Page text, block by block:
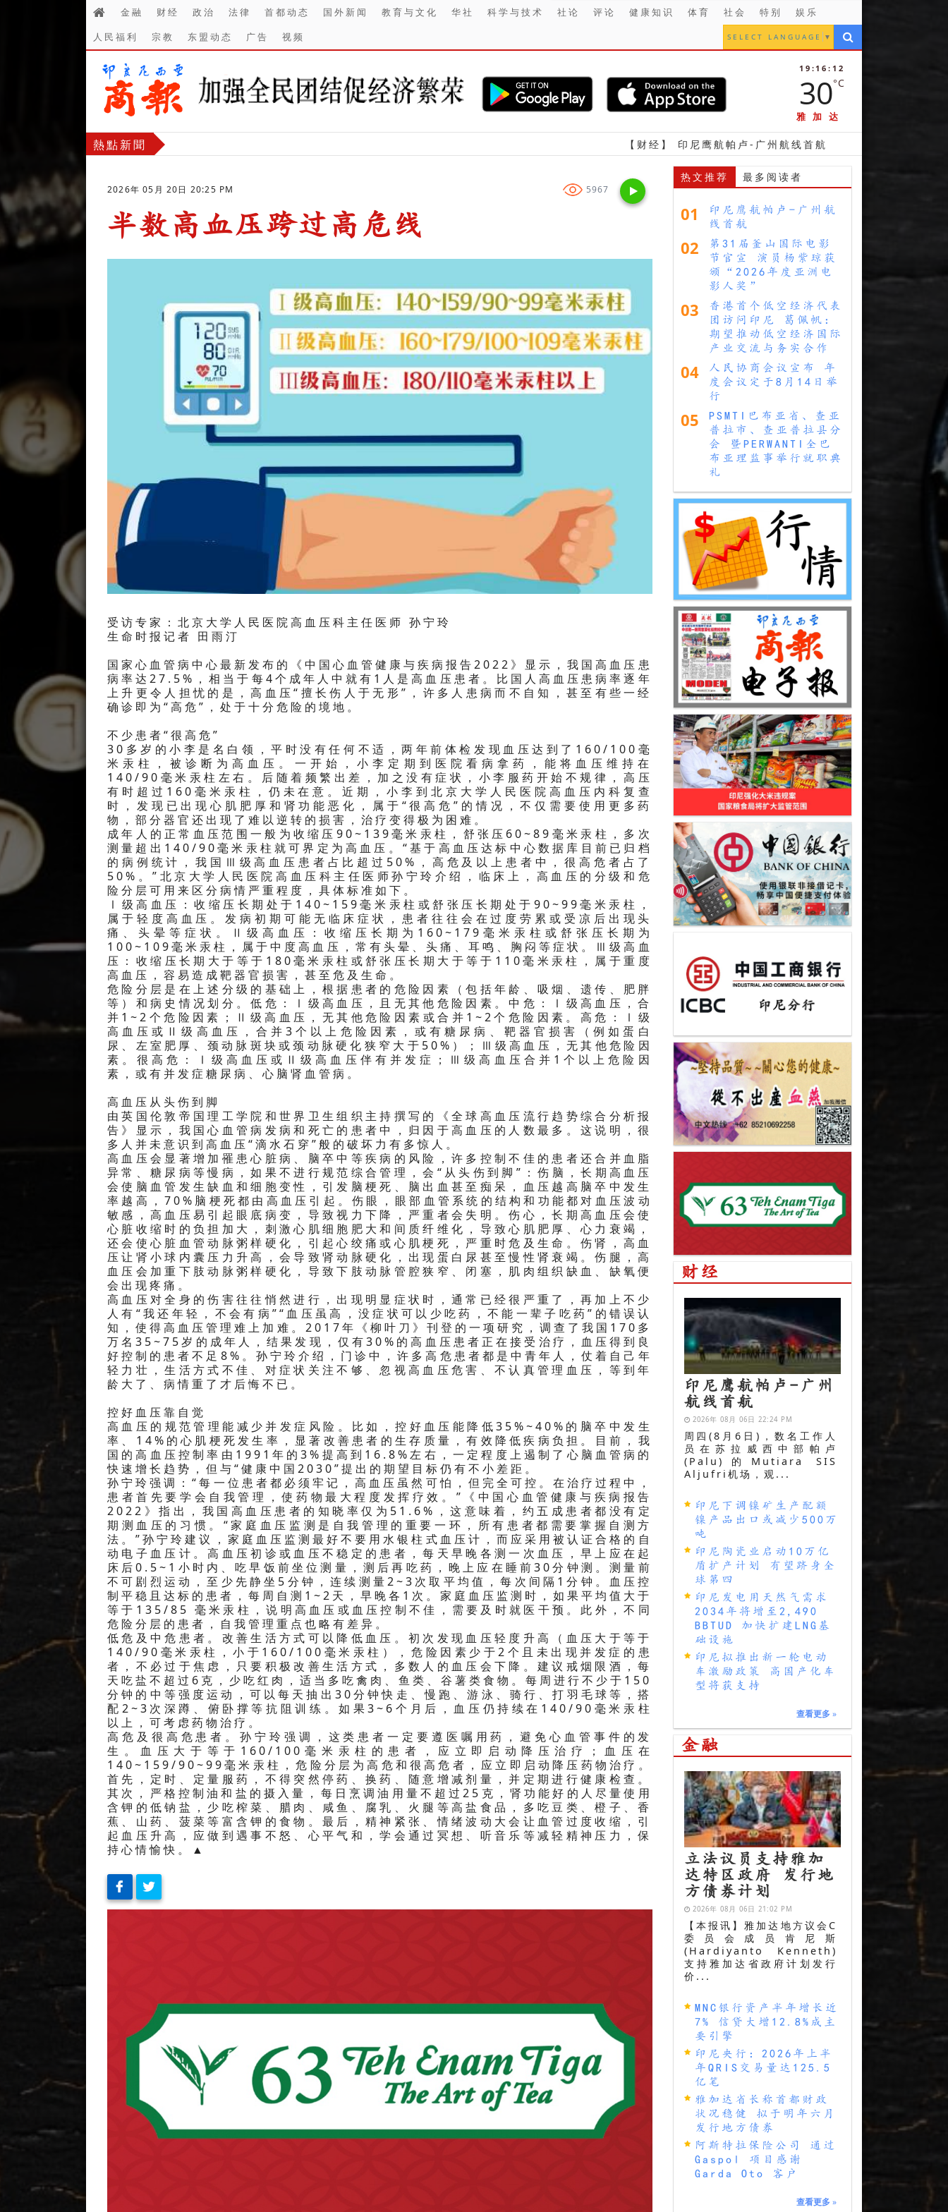
金融 财经 政治 法律 首都动态 国外新闻 教育与文化 华社 科学与技术 社论 评论 健康知识 体育 社会 特别
娱乐
人民福利
宗教 东盟动态 广告 视频 SELECT LANGUAGE ▼
19:16:14
30°C
雅加达
熱點新聞 【财经】 印尼鹰航帕卢-广州航线首航 【金融】 立法议员支持雅
2026年 05月 20日 20:25 PM 5967
半数高血压跨过高危线
受访专家：北京大学人民医院高血压科主任医师 孙宁玲
生命时报记者 田雨汀
国家心血管病中心最新发布的《中国心血管健康与疾病报告2022》显示，我国高血压患
病率达27.5%，相当于每4个成年人中就有1人是高血压患者。比国人高血压患病率逐年
上升更令人担忧的是，高血压“擅长伤人于无形”，许多人患病而不自知，甚至有些一经
确诊即为“高危”，处于十分危险的境地。
不少患者“很高危”
30多岁的小李是名白领，平时没有任何不适，两年前体检发现血压达到了160/100毫
米汞柱，被诊断为高血压。一开始，小李定期到医院看病拿药，能将血压维持在
140/90毫米汞柱左右。后随着频繁出差，加之没有症状，小李服药开始不规律，高压
有时超过160毫米汞柱，仍未在意。近期，小李到北京大学人民医院高血压内科复查
时，发现已出现心肌肥厚和肾功能恶化，属于“很高危”的情况，不仅需要使用更多药
物，部分器官还出现了难以逆转的损害，治疗变得极为困难。
成年人的正常血压范围一般为收缩压90~139毫米汞柱，舒张压60~89毫米汞柱，多次
测量超出140/90毫米汞柱就可界定为高血压。“基于高血压达标中心数据库目前已归档
的病例统计，我国Ⅲ级高血压患者占比超过50%，高危及以上患者中，很高危者占了
50%。”北京大学人民医院高血压科主任医师孙宁玲介绍，临床上，高血压的分级和危
险分层可用来区分病情严重程度，具体标准如下。
Ⅰ级高血压：收缩压长期处于140~159毫米汞柱或舒张压长期处于90~99毫米汞柱，
属于轻度高血压。发病初期可能无临床症状，患者往往会在过度劳累或受凉后出现头
痛、头晕等症状。Ⅱ级高血压：收缩压长期为160~179毫米汞柱或舒张压长期为
100~109毫米汞柱，属于中度高血压，常有头晕、头痛、耳鸣、胸闷等症状。Ⅲ级高血
压：收缩压长期大于等于180毫米汞柱或舒张压长期大于等于110毫米汞柱，属于重度
高血压，容易造成靶器官损害，甚至危及生命。
危险分层是在上述分级的基础上，根据患者的危险因素（包括年龄、吸烟、遗传、肥胖
等）和病史情况划分。低危：Ⅰ级高血压，且无其他危险因素。中危：Ⅰ级高血压，合
并1~2个危险因素；Ⅱ级高血压，无其他危险因素或合并1~2个危险因素。高危：Ⅰ级
高血压或Ⅱ级高血压，合并3个以上危险因素，或有糖尿病、靶器官损害（例如蛋白
尿、左室肥厚、颈动脉斑块或颈动脉硬化狭窄大于50%）；Ⅲ级高血压，无其他危险因
素。很高危：Ⅰ级高血压或Ⅱ级高血压伴有并发症；Ⅲ级高血压合并1个以上危险因
素，或有并发症糖尿病、心脑肾血管病。
高血压从头伤到脚
由英国伦敦帝国理工学院和世界卫生组织主持撰写的《全球高血压流行趋势综合分析报
告》显示，我国心血管病发病和死亡的患者中，归因于高血压的人数最多。这说明，很
多人并未意识到高血压“滴水石穿”般的破坏力有多惊人。
高血压会显著增加罹患心脏病、脑卒中等疾病的风险，许多控制不佳的患者还合并血脂
异常、糖尿病等慢病，如果不进行规范综合管理，会“从头伤到脚”：伤脑，长期高血压
会使脑血管发生缺血和细胞变性，引发脑梗死、脑出血甚至痴呆，血压越高脑卒中发生
率越高，70%脑梗死都由高血压引起。伤眼，眼部血管系统的结构和功能都对血压波动
敏感，高血压易引起眼底病变，导致视力下降，严重者会失明。伤心，长期高血压会使
心脏收缩时的负担加大，刺激心肌细胞肥大和间质纤维化，导致心肌肥厚、心力衰竭，
还会使心脏血管动脉粥样硬化，引起心绞痛或心肌梗死，严重时危及生命。伤肾，高血
压让肾小球内囊压力升高，会导致肾动脉硬化，出现蛋白尿甚至慢性肾衰竭。伤腿，高
血压会加重下肢动脉粥样硬化，导致下肢动脉管腔狭窄、闭塞，肌肉组织缺血、缺氧便
会出现疼痛。
高血压对全身的伤害往往悄然进行，出现明显症状时，通常已经很严重了，再加上不少
人有“我还年轻，不会有病”“血压虽高，没症状可以少吃药，不能一辈子吃药”的错误认
知，使得高血压管理难上加难。2017年《柳叶刀》刊登的一项研究，调查了我国170多
万名35~75岁的成年人，结果发现，仅有30%的高血压患者正在接受治疗，血压得到良
好控制的患者不足8%。孙宁玲介绍，门诊中，许多高危患者都是中青年人，仗着自己年
轻力壮，生活方式不佳、对症状关注不够、忽视高血压危害、不认真管理血压，等到年
龄大了、病情重了才后悔不已。
控好血压靠自觉
高血压的规范管理能减少并发症风险。比如，控好血压能降低35%~40%的脑卒中发生
率、14%的心肌梗死发生率，显著改善患者的生存质量，有效降低疾病负担。目前，我
国的高血压控制率由1991年的3%提高到16.8%左右，一定程度上遏制了心脑血管病的
快速增长趋势，但与“健康中国2030”提出的期望目标仍有不小差距。
孙宁玲强调：“每一位患者都必须牢记，高血压虽然可怕，但完全可控。在治疗过程中，
患者首先要学会自我管理，使药物最大程度发挥疗效。”《中国心血管健康与疾病报告
2022》指出，我国高血压患者的知晓率仅为51.6%，这意味着，约五成患者都没有定
期测血压的习惯。“家庭血压监测是自我管理的重要一环，所有患者都需要掌握自测方
法。”孙宁玲建议，家庭血压监测最好不要用水银柱式血压计，而应采用被认证合格的自
动电子血压计。高血压初诊或血压不稳定的患者，每天早晚各测一次血压，早上应在起
床后0.5~1小时内、吃早饭前坐位测量，测后再吃药，晚上应在睡前30分钟测。测量前
不可剧烈运动，至少先静坐5分钟，连续测量2~3次取平均值，每次间隔1分钟。血压控
制平稳且达标的患者，每周自测1~2天，早晚各1次。家庭血压监测时，如果平均值大于
等于135/85 毫米汞柱，说明高血压或血压控制不佳，需要及时就医干预。此外，不同
危险分层的患者，自我管理重点也略有差异。
低危及中危患者。改善生活方式可以降低血压。初次发现血压轻度升高（血压大于等于
140/90毫米汞柱，小于160/100毫米汞柱），危险因素少于2个且未出现并发症的患
者，不必过于焦虑，只要积极改善生活方式，多数人的血压会下降。建议戒烟限酒，每
天吃盐不超过6克，少吃红肉，适当多吃禽肉、鱼类、谷薯类食物。每周进行不少于150
分钟的中等强度运动，可以每天抽出30分钟快走、慢跑、游泳、骑行、打羽毛球等，搭
配2~3次深蹲、俯卧撑等抗阻训练。如果3~6个月后，血压仍持续在140/90毫米汞柱
以上，可考虑药物治疗。
高危及很高危患者。孙宁玲强调，这类患者一定要遵医嘱用药，避免心血管事件的发
生。血压大于等于160/100毫米汞柱的患者，应立即启动降压治疗；血压在
140~159/90~99毫米汞柱，危险分层为高危和很高危者，应立即启动降压药物治疗。
首先，定时、定量服药，不得突然停药、换药、随意增减剂量，并定期进行健康检查。
其次，严格控制油和盐的摄入量，每日烹调油用量不超过25克，肾功能好的人尽量使用
含钾的低钠盐，少吃榨菜、腊肉、咸鱼、腐乳、火腿等高盐食品，多吃豆类、橙子、香
蕉、山药、菠菜等富含钾的食物。最后，精神紧张、情绪波动大会让血管过度收缩，引
起血压升高，应做到遇事不怒、心平气和，学会通过冥想、听音乐等减轻精神压力，保
持心情愉快。▲
热文推荐 最多阅读者
01
印尼鹰航帕卢-广州航
线首航
02
第31届釜山国际电影
节官宣 演员杨紫琼获
颁“2026年度亚洲电
影人奖”
03
香港首个低空经济代表
团访问印尼 葛佩帆：
期望推动低空经济国际
产业交流与务实合作
04
人民协商会议宣布 年
度会议定于8月14日举
行
05
PSMTI巴布亚省、查亚
普拉市、查亚普拉县分
会 暨PERWANTI全巴
布亚理监事举行就职典
礼
财经
印尼鹰航帕卢-广州
航线首航
2026年 08月 06日 22:24 PM
周四(8月6日)，数名工作人
员在苏拉威西中部帕卢
(Palu)的Mutiara SIS
Aljufri机场，观...
印尼下调镍矿生产配额
镍产品出口或减少500万
吨
印尼陶瓷业启动10万亿
盾扩产计划 有望跻身全
球第四
印尼发电用天然气需求
2034年将增至2,490
BBTUD 加快扩建LNG基
础设施
印尼拟推出新一轮电动
车激励政策 高国产化车
型将获支持
查看更多 »
金融
立法议员支持雅加
达特区政府 发行地
方债券计划
2026年 08月 06日 21:02 PM
【本报讯】雅加达地方议会C
委员会成员肯尼斯
(Hardiyanto Kenneth)
支持雅加达省政府计划发行
价...
MNC银行资产半年增长近
7% 信贷大增12.8%成主
要引擎
印尼央行：2026年上半
年QRIS交易量达125.5
亿笔
雅加达省长称首都财政
状况稳健 拟于明年六月
发行地方债券
阿斯特拉保险公司 通过
Gaspol 项目感谢
Garda Oto 客户
查看更多 »